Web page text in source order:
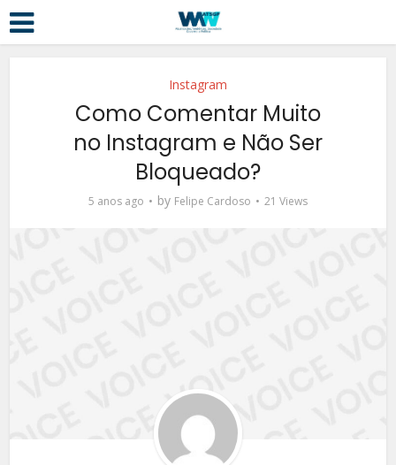
Instagram
Como Comentar Muito
no Instagram e Não Ser
Bloqueado?
5 anos ago by Felipe Cardoso 21 Views